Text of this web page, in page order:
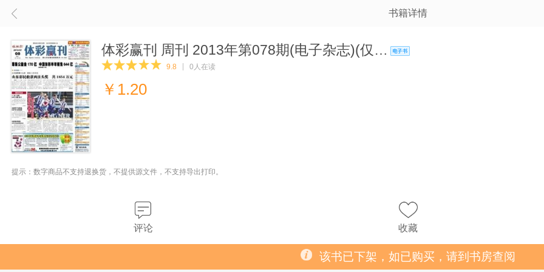
书籍详情
体彩赢刊 周刊 2013年第078期(电子杂志)(仅…
9.8 0人在读
￥ 1.20
提示：数字商品不支持退换货，不提供源文件，不支持导出打印。
评论 收藏
该书已下架，如已购买，请到书房查阅